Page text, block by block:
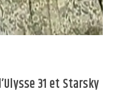
31 et Starsky